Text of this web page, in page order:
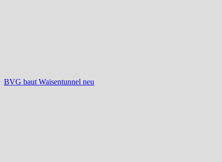
BVG baut Waisentunnel neu